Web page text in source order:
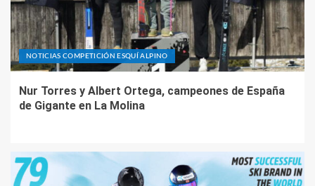
NOTICIAS COMPETICIÓN ESQUÍ ALPINO
Nur Torres y Albert Ortega, campeones de España
de Gigante en La Molina